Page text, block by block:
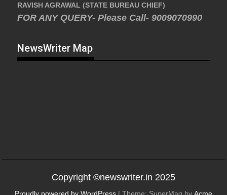
RAVISH AGRAWAL (STATE BUREAU CHIEF)
FOR ANY QUERY- Please Call- 9009070990
NewsWriter Map
Copyright ©newswriter.in 2025